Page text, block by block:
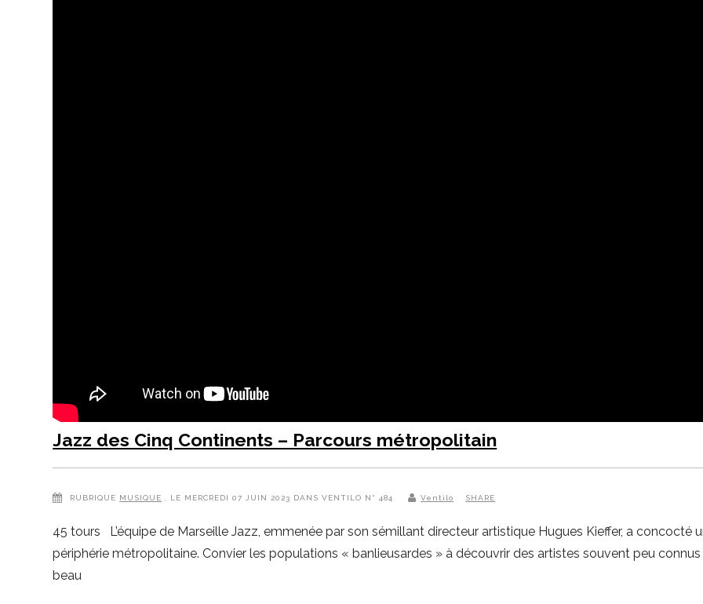
Jazz des Cinq Continents – Parcours métropolitain
RUBRIQUE MUSIQUE , LE MERCREDI 07 JUIN 2023 DANS VENTILO N° 484 Ventilo SHARE
45 tours L’équipe de Marseille Jazz, emmenée par son sémillant directeur artistique Hugues Kieffer, a
périphérie métropolitaine. Convier les populations « banlieusardes » à découvrir des artistes souvent peu
beau